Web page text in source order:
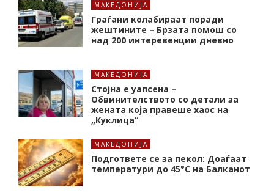
МАКЕДОНИЈА
Граѓани колабираат поради
жештините – Брзата помош со
над 200 интеревенции дневно
МАКЕДОНИЈА
Стојна е уапсена –
Обвинителството со детали за
жената која правеше хаос на
„Куклица“
МАКЕДОНИЈА
Подгответе се за пекол: Доаѓаат
температури до 45°C на Балканот